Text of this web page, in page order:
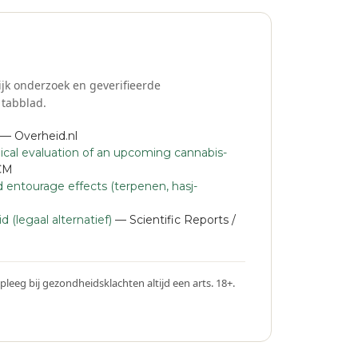
onderzoek en geverifieerde
— Overheid.nl
evaluation of an upcoming cannabis-
entourage effects (terpenen, hasj-
(legaal alternatief) — Scientific Reports /
bij gezondheidsklachten altijd een arts. 18+.